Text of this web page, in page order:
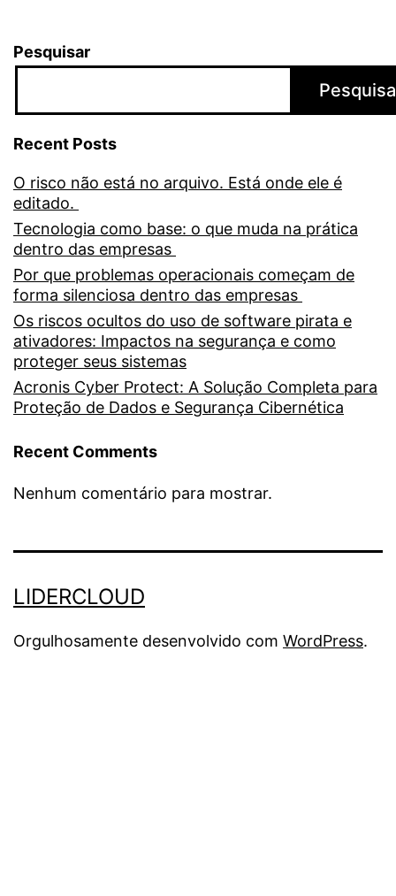
Pesquisar
Recent Posts
O risco não está no arquivo. Está onde ele é
editado.
Tecnologia como base: o que muda na prática
dentro das empresas
Por que problemas operacionais começam de
forma silenciosa dentro das empresas
Os riscos ocultos do uso de software pirata e
ativadores: Impactos na segurança e como
proteger seus sistemas
Acronis Cyber Protect: A Solução Completa para
Proteção de Dados e Segurança Cibernética
Recent Comments
Nenhum comentário para mostrar.
LIDERCLOUD
Orgulhosamente desenvolvido com WordPress.